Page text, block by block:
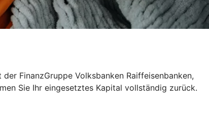
FinanzGruppe Volksbanken Raiffeisenbanken,
Sie Ihr eingesetztes Kapital vollständig zurück.